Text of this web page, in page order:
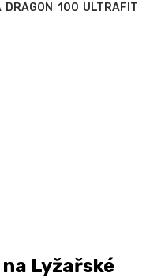
100 ULTRAFIT
Lyžařské